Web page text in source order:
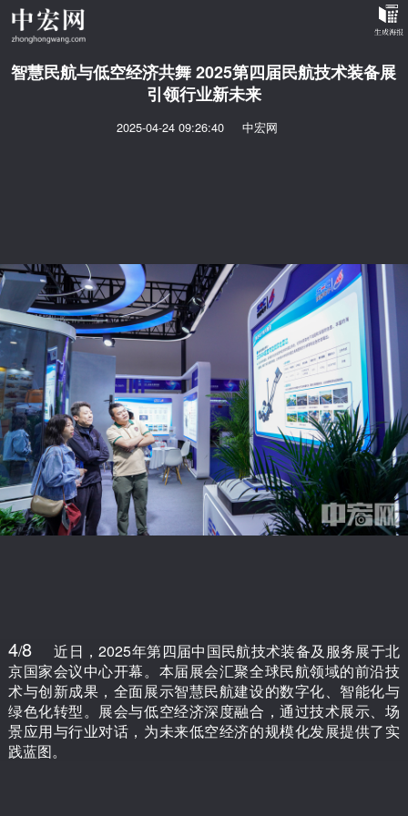
智慧民航与低空经济共舞 2025第四届民航技术装备展
引领行业新未来
2025-04-24 09:26:40 中宏网
4/8
近日，2025年第四届中国民航技术装备及服务展于北
京国家会议中心开幕。本届展会汇聚全球民航领域的前沿技
术与创新成果，全面展示智慧民航建设的数字化、智能化与
绿色化转型。展会与低空经济深度融合，通过技术展示、场
景应用与行业对话，为未来低空经济的规模化发展提供了实
践蓝图。